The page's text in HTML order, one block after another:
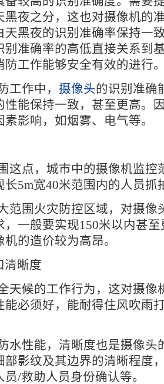
黑夜之分，这也对摄像机的
黑夜的识别准确率保持一
别准确率的高低直接关系到
防工作能够安全有效的
工作中， 摄像头的识别准确
性能保持一致，甚至更高。
素影响，如烟雾、电气
这点，城市中的摄像机监控
长5m宽40米范围内的人
范围火灾防控区域，对摄像
，一般要实现150米以内甚
机的造价较为高昂。
清晰度
天候的工作行为，这对摄像
能必须好，能耐得住风吹雨
水性能，清晰度也是摄像头
部影纹及其边界的清晰程度
员/救助人员身份确认等